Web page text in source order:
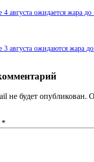
августа ожидается жара
3 августа ожидаются жара
не будет опубликован.
*